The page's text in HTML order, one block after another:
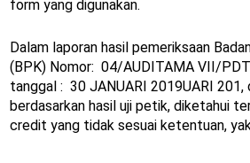
form yang digunakan.
Dalam laporan hasil pemeriksaan
(BPK) Nomor: 04/AUDITAMA VII/
tanggal : 30 JANUARI 2019UARI 201,
berdasarkan hasil uji petik, diketahui
credit yang tidak sesuai ketentuan,